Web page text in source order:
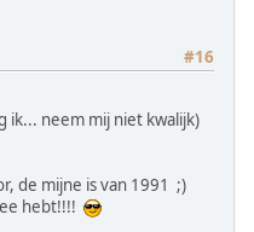
#16
ik... neem mij niet kwalijk)
de mijne is van 1991 ;)
hebt!!!!